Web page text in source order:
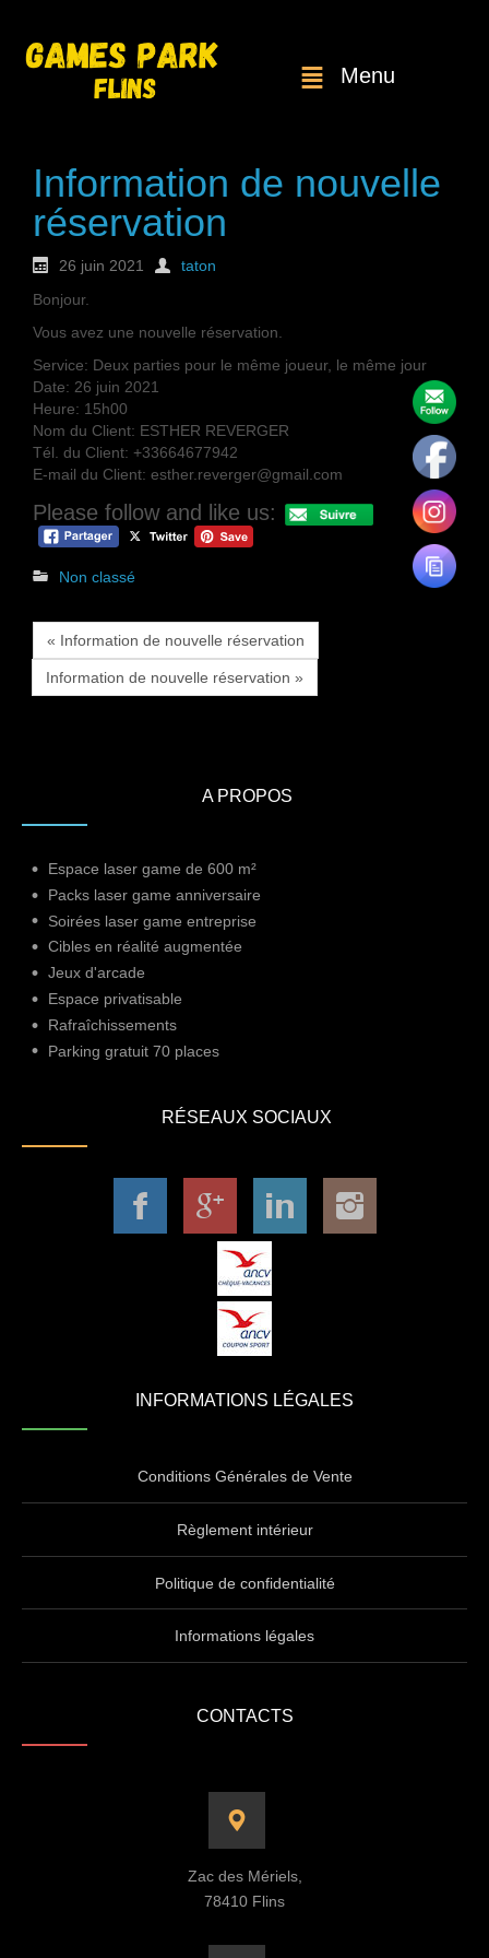
Menu
Information de nouvelle
réservation
26 juin 2021
taton
Bonjour.
Vous avez une nouvelle réservation.
Service: Deux parties pour le même joueur, le même jour
Date: 26 juin 2021
Heure: 15h00
Nom du Client: ESTHER REVERGER
Tél. du Client: +33664677942
E-mail du Client: esther.reverger@gmail.com
Please follow and like us:
Non classé
« Information de nouvelle réservation
Information de nouvelle réservation »
A PROPOS
Espace laser game de 600 m²
Packs laser game anniversaire
Soirées laser game entreprise
Cibles en réalité augmentée
Jeux d'arcade
Espace privatisable
Rafraîchissements
Parking gratuit 70 places
RÉSEAUX SOCIAUX
INFORMATIONS LÉGALES
Conditions Générales de Vente
Règlement intérieur
Politique de confidentialité
Informations légales
CONTACTS
Zac des Mériels,
78410 Flins